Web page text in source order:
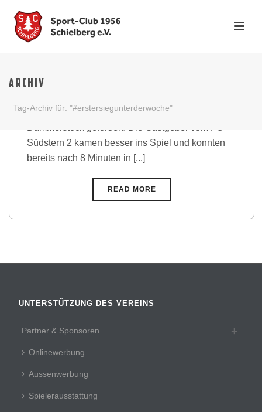
ARCHIV
Tag-Archiv für: "#erstersiegunterderwoche"
Mannen in der englischen Woche am
Südstern 2 kamen besser ins Spiel und konnten
bereits nach 8 Minuten in [...]
READ MORE
UNTERSTÜTZUNG DES VEREINS
Partner & Sponsoren
Onlinewerbung
Aussenwerbung
Spielerausstattung